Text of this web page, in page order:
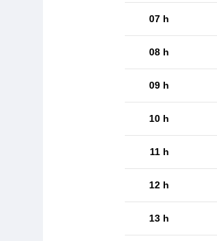
07 h
08 h
09 h
10 h
11 h
12 h
13 h